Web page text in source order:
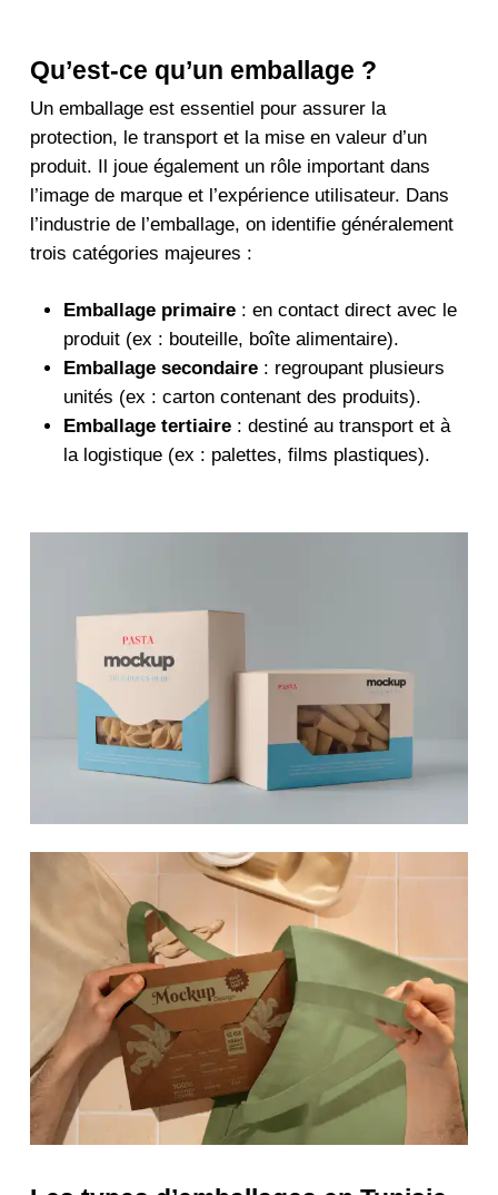
Qu’est-ce qu’un emballage ?
Un emballage est essentiel pour assurer la
protection, le transport et la mise en valeur d’un
produit. Il joue également un rôle important dans
l’image de marque et l’expérience utilisateur. Dans
l’industrie de l’emballage, on identifie généralement
trois catégories majeures :
Emballage primaire: en contact direct avec le
produit (ex : bouteille, boîte alimentaire).
Emballage secondaire: regroupant plusieurs
unités (ex : carton contenant des produits).
Emballage tertiaire: destiné au transport et à
la logistique (ex : palettes, films plastiques).